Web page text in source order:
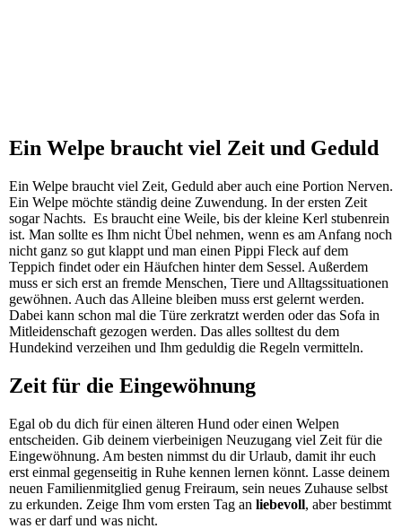
Ein Welpe braucht viel Zeit und Geduld
Ein Welpe braucht viel Zeit, Geduld aber auch eine Portion Nerven.
Ein Welpe möchte ständig deine Zuwendung. In der ersten Zeit
sogar Nachts. Es braucht eine Weile, bis der kleine Kerl stubenrein
ist. Man sollte es Ihm nicht Übel nehmen, wenn es am Anfang noch
nicht ganz so gut klappt und man einen Pippi Fleck auf dem
Teppich findet oder ein Häufchen hinter dem Sessel. Außerdem
muss er sich erst an fremde Menschen, Tiere und Alltagssituationen
gewöhnen. Auch das Alleine bleiben muss erst gelernt werden.
Dabei kann schon mal die Türe zerkratzt werden oder das Sofa in
Mitleidenschaft gezogen werden. Das alles solltest du dem
Hundekind verzeihen und Ihm geduldig die Regeln vermitteln.
Zeit für die Eingewöhnung
Egal ob du dich für einen älteren Hund oder einen Welpen
entscheiden. Gib deinem vierbeinigen Neuzugang viel Zeit für die
Eingewöhnung. Am besten nimmst du dir Urlaub, damit ihr euch
erst einmal gegenseitig in Ruhe kennen lernen könnt. Lasse deinem
neuen Familienmitglied genug Freiraum, sein neues Zuhause selbst
zu erkunden. Zeige Ihm vom ersten Tag an liebevoll, aber bestimmt
was er darf und was nicht.